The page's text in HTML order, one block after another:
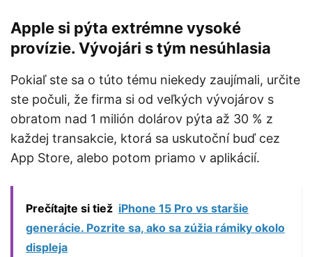
Apple si pýta extrémne vysoké
provízie. Vývojári s tým nesúhlasia
Pokiaľ ste sa o túto tému niekedy zaujímali, určite
ste počuli, že firma si od veľkých vývojárov s
obratom nad 1 milión dolárov pýta až 30 % z
každej transakcie, ktorá sa uskutoční buď cez
App Store, alebo potom priamo v aplikácií.
Prečítajte si tiež iPhone 15 Pro vs staršie
generácie. Pozrite sa, ako sa zúžia rámiky okolo
displeja